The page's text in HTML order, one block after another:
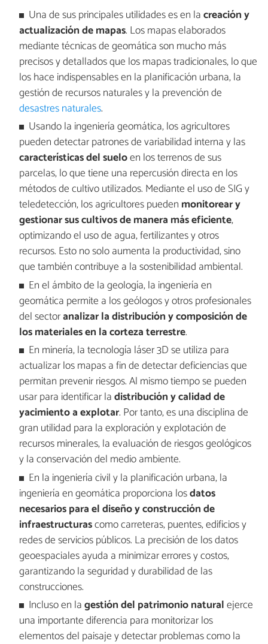
Una de sus principales utilidades es en lacreación y
actualización de mapas. Los mapas elaborados
mediante técnicas de geomática son mucho más
precisos y detallados que los mapas tradicionales, lo que
los hace indispensables en la planificación urbana, la
gestión de recursos naturales y la prevención de
desastres naturales.
Usando la ingeniería geomática, los agricultores
pueden detectar patrones de variabilidad interna y las
características del sueloen los terrenos de sus
parcelas, lo que tiene una repercusión directa en los
métodos de cultivo utilizados. Mediante el uso de SIG y
teledetección, los agricultores pueden monitorear y
gestionar sus cultivos de manera más eficiente,
optimizando el uso de agua, fertilizantes y otros
recursos. Esto no solo aumenta la productividad, sino
que también contribuye a la sostenibilidad ambiental.
En el ámbito de la geología, la ingeniería en
geomática permite a los geólogos y otros profesionales
del sectoranalizar la distribución y composición de
los materiales en la corteza terrestre.
En minería, la tecnología láser 3D se utiliza para
actualizar los mapas a fin de detectar deficiencias que
permitan prevenir riesgos. Al mismo tiempo se pueden
usar para identificar ladistribución y calidad de
yacimiento a explotar. Por tanto, es una disciplina de
gran utilidad para la exploración y explotación de
recursos minerales, la evaluación de riesgos geológicos
y la conservación del medio ambiente.
En la ingeniería civil y la planificación urbana, la
ingeniería en geomática proporciona losdatos
necesarios para el diseño y construcción de
infraestructurascomo carreteras, puentes, edificios y
redes de servicios públicos. La precisión de los datos
geoespaciales ayuda a minimizar errores y costos,
garantizando la seguridad y durabilidad de las
construcciones.
Incluso en lagestión del patrimonio naturalejerce
una importante diferencia para monitorizar los
elementos del paisaje y detectar problemas como la